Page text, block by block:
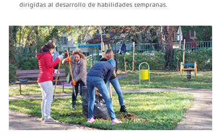
dirigidas al desarrollo de habilidades tempranas.